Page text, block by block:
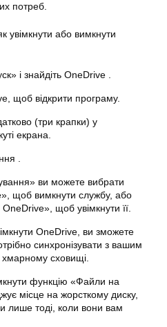
потреб.
увімкнути або вимкнути
і знайдіть OneDrive .
щоб відкрити програму.
(три крапки) у
екрана.
.
ви можете вибрати
щоб вимкнути службу, або
щоб увімкнути її.
OneDrive, ви зможете
синхронізувати з вашим
сховищі.
функцію «Файли на
місце на жорсткому диску,
лише тоді, коли вони вам